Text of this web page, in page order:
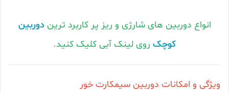
انواع دوربین های شارژی و ریز پر کاربرد ترین دوربین
کوچک روی لینک آبی کلیک کنید.
ویژگی و امکانات دوربین سیمکارت خور